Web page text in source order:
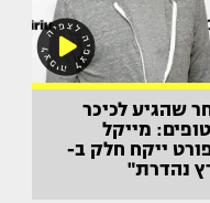
שהגיע לכיכר
מייקל
ייקח חלק ב-
נהדרת"